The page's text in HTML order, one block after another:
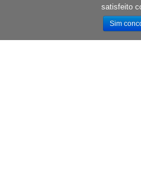
satisfeito
Sim